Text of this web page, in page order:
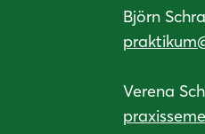
Björn
Verena